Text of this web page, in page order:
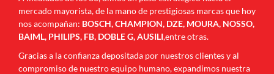
mercado mayorista, de la mano de prestigiosas marcas que hoy
nos acompañan: BOSCH, CHAMPION, DZE, MOURA, NOSSO,
BAIML, PHILIPS, FB, DOBLE G, AUSILI,entre otras.
Gracias a la confianza depositada por nuestros clientes y al
compromiso de nuestro equipo humano, expandimos nuestra